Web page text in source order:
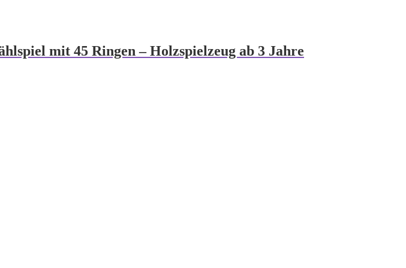
mit 45 Ringen – Holzspielzeug ab 3 Jahre